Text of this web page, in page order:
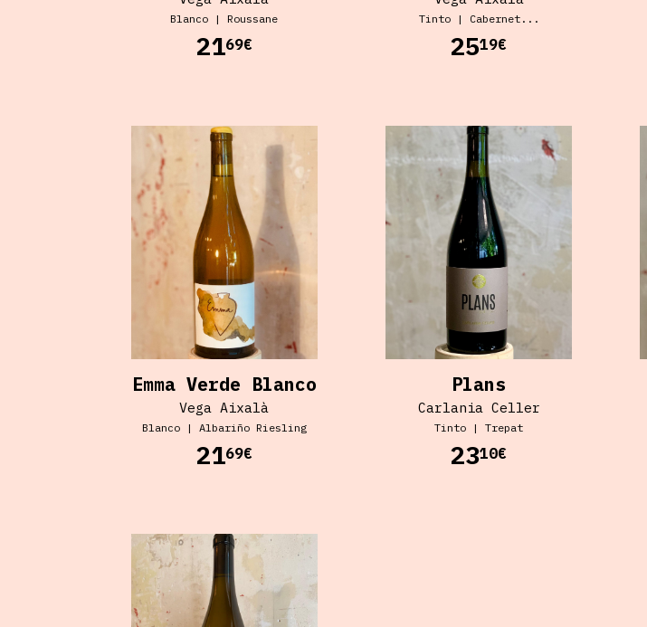
Blanco |Roussane
2169€
Tinto| Cabernet...
2519€
Emma Verde Blanco
Vega Aixalà
Blanco| Albariño Riesling
2169€
Plans
Carlania Celler
Tinto |Trepat
2310€